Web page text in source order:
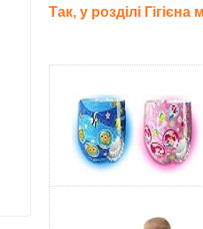
Так, у розділі